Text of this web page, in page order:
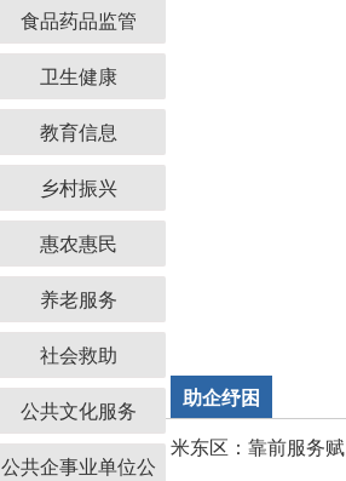
食品药品监管
卫生健康
教育信息
乡村振兴
惠农惠民
养老服务
社会救助
公共文化服务
公共企事业单位公
助企纾困
米东区：靠前服务赋